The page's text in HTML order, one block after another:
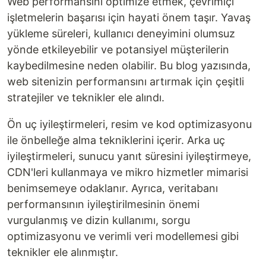
işletmelerin başarısı için hayati önem taşır. Yavaş
yükleme süreleri, kullanıcı deneyimini olumsuz
yönde etkileyebilir ve potansiyel müşterilerin
kaybedilmesine neden olabilir. Bu blog yazısında,
web sitenizin performansını artırmak için çeşitli
stratejiler ve teknikler ele alındı.
Ön uç iyileştirmeleri, resim ve kod optimizasyonu
ile önbelleğe alma tekniklerini içerir. Arka uç
iyileştirmeleri, sunucu yanıt süresini iyileştirmeye,
CDN'leri kullanmaya ve mikro hizmetler mimarisi
benimsemeye odaklanır. Ayrıca, veritabanı
performansının iyileştirilmesinin önemi
vurgulanmış ve dizin kullanımı, sorgu
optimizasyonu ve verimli veri modellemesi gibi
teknikler ele alınmıştır.